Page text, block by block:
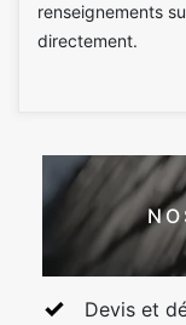
renseignements
directement.
Devis et